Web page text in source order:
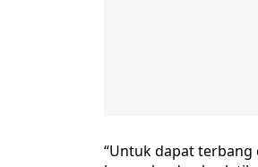
“Untuk dapat